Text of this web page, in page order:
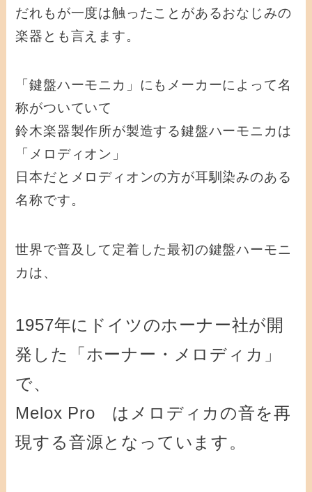
だれもが一度は触ったことがあるおなじみの
楽器とも言えます。
「鍵盤ハーモニカ」にもメーカーによって名
称がついていて
鈴木楽器製作所が製造する鍵盤ハーモニカは
「メロディオン」
日本だとメロディオンの方が耳馴染みのある
名称です。
世界で普及して定着した最初の鍵盤ハーモニ
カは、
1957年にドイツのホーナー社が開
発した「ホーナー・メロディカ」
で、
Melox Pro はメロディカの音を再
現する音源となっています。